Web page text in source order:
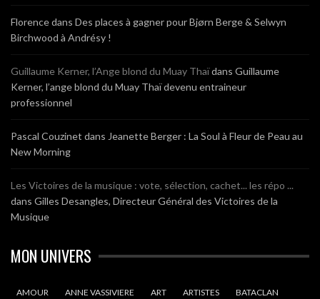
Florencedans Des places à gagner pour Bjørn Berge & Selwyn
Birchwood à Andrésy !
Guillaume Kerner, l’Ange blond du Muay Thaïdans Guillaume
Kerner, l’ange blond du Muay Thaï devenu entraineur
professionnel
Pascal Couzinet dans Jeanette Berger : La Soul à Fleur de Peau au
New Morning
Les Victoires de la musique : vote, sélection, cachet... les répo ...
dans Gilles Desangles, Directeur Général des Victoires de la
Musique
MON UNIVERS
AMOUR ANNE VASSIVIERE ART ARTISTES BATACLAN